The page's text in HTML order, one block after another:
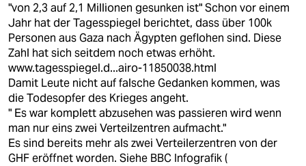
"von 2,3 auf 2,1 Millionen gesunken ist" Schon vor einem
Jahr hat der Tagesspiegel berichtet, dass über 100k
Personen aus Gaza nach Ägypten geflohen sind. Diese
Zahl hat sich seitdem noch etwas erhöht.
www.tagesspiegel.d...airo-11850038.html
Damit Leute nicht auf falsche Gedanken kommen, was
die Todesopfer des Krieges angeht.
" Es war komplett abzusehen was passieren wird wenn
man nur eins zwei Verteilzentren aufmacht."
Es sind bereits mehr als zwei Verteilerzentren von der
GHF eröffnet worden. Siehe BBC Infografik (